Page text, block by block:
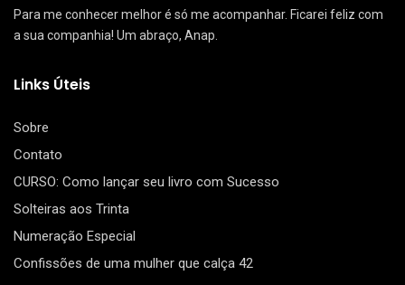
Para me conhecer melhor é só me acompanhar. Ficarei feliz com
a sua companhia! Um abraço, Anap.
Links Úteis
Sobre
Contato
CURSO: Como lançar seu livro com Sucesso
Solteiras aos Trinta
Numeração Especial
Confissões de uma mulher que calça 42